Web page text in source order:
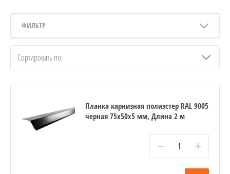
ФИЛЬТР
Сортировать по:
Планка карнизная полиэстер RAL 9005
черная 75х50х5 мм, Длина 2 м
− +